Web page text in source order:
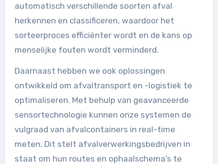
automatisch verschillende soorten afval
herkennen en classificeren, waardoor het
sorteerproces efficiënter wordt en de kans op
menselijke fouten wordt verminderd.
Daarnaast hebben we ook oplossingen
ontwikkeld om afvaltransport en -logistiek te
optimaliseren. Met behulp van geavanceerde
sensortechnologie kunnen onze systemen de
vulgraad van afvalcontainers in real-time
meten. Dit stelt afvalverwerkingsbedrijven in
staat om hun routes en ophaalschema’s te